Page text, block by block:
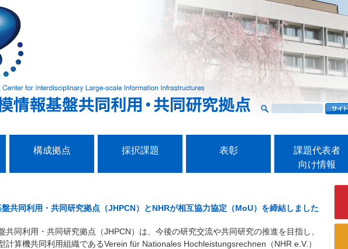
構成拠点 採択課題 表彰
課題代表者
向け情報
共同利用・共同研究拠点（JHPCN）とNHRが相互協力協定（MoU）を締結しました
共同利用・共同研究拠点（JHPCN）は、今後の研究交流や共同研究の推進を目指し、
計算機共同利用組織であるVerein für Nationales Hochleistungsrechnen（NHR e.V.）